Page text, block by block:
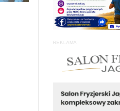
REKLAMA